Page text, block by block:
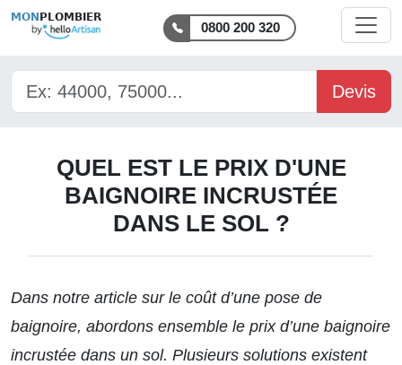
MON PLOMBIER
0800 200 320
Devis
QUEL EST LE PRIX D'UNE
BAIGNOIRE INCRUSTÉE
DANS LE SOL ?
Dans notre article sur le coût d’une pose de
baignoire, abordons ensemble le prix d’une baignoire
incrustée dans un sol. Plusieurs solutions existent